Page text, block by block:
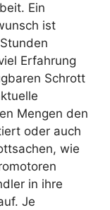
Ein
ist
Erfahrung
Schrott
Mengen den
oder auch
wie
in ihre
Je